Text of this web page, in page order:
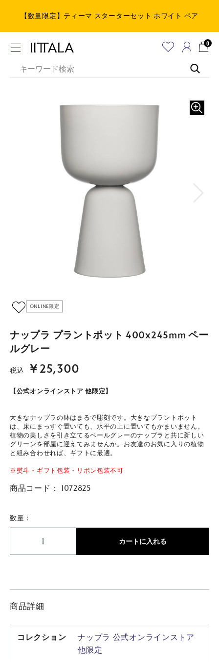
【数量限定】ティーマ スターターセット ホワイト ペア
0
ONLINE限定
ナップラ プラントポット 400x245mm ペー
ルグレー
税込 ￥25,300
【公式オンラインストア 他限定】
大きなナップラの鉢はまるで彫刻です。大きなプラントポット
は、床にまっすぐ置いても、水平の上に置いてもかまいません。
植物の美しさを引き立てるペールグレーのナップラと共に新しい
グリーンを部屋に迎えてみませんか。お友達のお気に入りの植物
と組み合わせれば、ギフトに最適。
※熨斗・ギフト包装・リボン包装不可
商品コード： 1072825
数量：
カートに入れる
商品詳細
コレクション ナップラ 公式オンラインストア
他限定